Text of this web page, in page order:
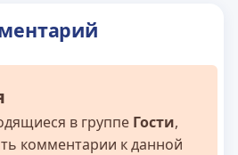
в группе Гости,
комментарии к данной